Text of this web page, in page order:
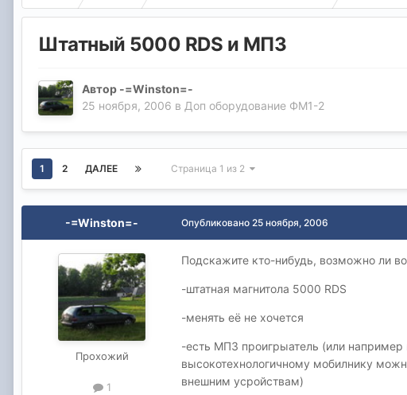
Штатный 5000 RDS и МП3
Автор -=Winston=-
25 ноября, 2006 в Доп оборудование ФМ1-2
1 2 ДАЛЕЕ Страница 1 из 2
-=Winston=-
Прохожий
1
Опубликовано 25 ноября, 2006
Подскажите кто-нибудь, возможно ли
-штатная магнитола 5000 RDS
-менять её не хочется
-есть МП3 проигрыатель (или
высокотехнологичному мобилнику
внешним усройствам)